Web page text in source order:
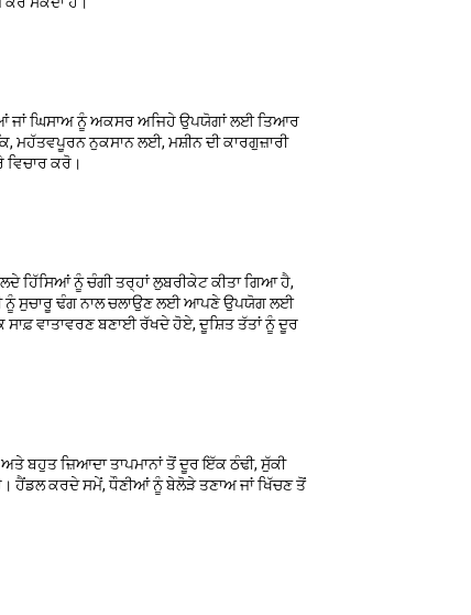
ਜਾਂ ਘਿਸਾਅ ਨੂੰ ਅਕਸਰ ਅਜਿਹੇ ਉਪਯੋਗਾਂ ਲਈ ਤਿਆਰ
ਮਹੱਤਵਪੂਰਨ ਨੁਕਸਾਨ ਲਈ, ਮਸ਼ੀਨ ਦੀ ਕਾਰਗੁਜ਼ਾਰੀ
ਕਰੋ।
ਹਿੱਸਿਆਂ ਨੂੰ ਚੰਗੀ ਤਰ੍ਹਾਂ ਲੁਬਰੀਕੇਟ ਕੀਤਾ ਗਿਆ ਹੈ,
ਨੂੰ ਸੁਚਾਰੂ ਢੰਗ ਨਾਲ ਚਲਾਉਣ ਲਈ ਆਪਣੇ ਉਪਯੋਗ ਲਈ
ਵਾਤਾਵਰਣ ਬਣਾਈ ਰੱਖਦੇ ਹੋਏ, ਦੂਸ਼ਿਤ ਤੱਤਾਂ ਨੂੰ ਦੂਰ
ਬਹੁਤ ਜ਼ਿਆਦਾ ਤਾਪਮਾਨਾਂ ਤੋਂ ਦੂਰ ਇੱਕ ਠੰਢੀ, ਸੁੱਕੀ
ਹੈਂਡਲ ਕਰਦੇ ਸਮੇਂ, ਧੌਣੀਆਂ ਨੂੰ ਬੇਲੋੜੇ ਤਣਾਅ ਜਾਂ ਖਿੱਚਣ ਤੋਂ